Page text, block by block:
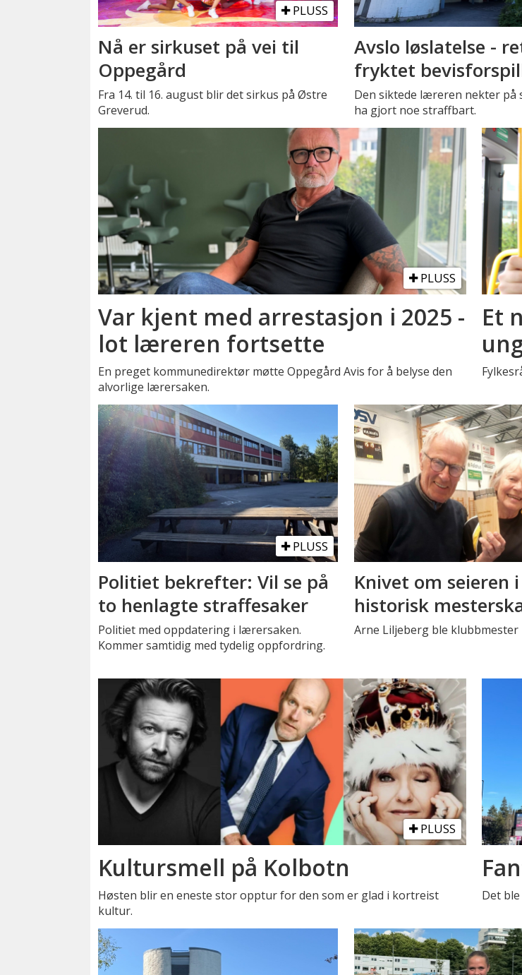
PLUSS
Nå er sirkuset på vei til
Oppegård
Fra 14. til 16. august blir det sirkus på Østre
Greverud.
Avslo løslatelse -
fryktet
Den siktede læreren nekter på
ha gjort noe straffbart.
PLUSS
Var kjent med arrestasjon i 2025 -
lot læreren fortsette
En preget kommunedirektør møtte Oppegård Avis for å belyse den
alvorlige lærersaken.
Et
PLUSS
Politiet bekrefter: Vil se på
to henlagte straffesaker
Politiet med oppdatering i lærersaken.
Kommer samtidig med tydelig oppfordring.
Knivet om seieren i
historisk
Arne Liljeberg ble klubbmester
PLUSS
Kultursmell på Kolbotn
Høsten blir en eneste stor opptur for den som er glad i kortreist
kultur.
Det